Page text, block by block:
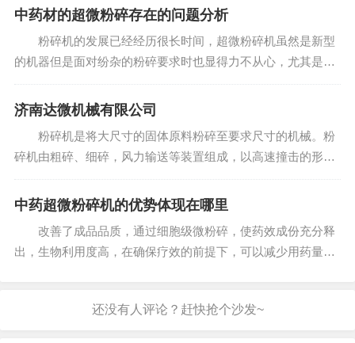
表明，对某些矿物药进行纳米化处理，可出现某些新的药效学
中药材的超微粉碎存在的问题分析
粉碎机的发展已经经历很长时间，超微粉碎机虽然是新型
的机器但是面对纷杂的粉碎要求时也显得力不从心，尤其是面
对物料性质各异的中药时更是无法很好的达到预期效果，而造
成这一现象的原因并不是超微粉碎机的性能问题而是中药材本
济南达微机械有限公司
粉碎机是将大尺寸的固体原料粉碎至要求尺寸的机械。粉
碎机由粗碎、细碎，风力输送等装置组成，以高速撞击的形式
达到粉碎机之目的。利用风能一次成粉，取消了传统的筛选程
序。主要应用矿山，建材等多种行业中。 在粉碎过程中施
中药超微粉碎机的优势体现在哪里
改善了成品品质，通过细胞级微粉碎，使药效成份充分释
出，生物利用度高，在确保疗效的前提下，可以减少用药量；
中药剂型改革朝着...